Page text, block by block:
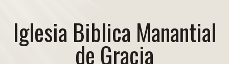
Iglesia Biblica Manantial
de Gracia